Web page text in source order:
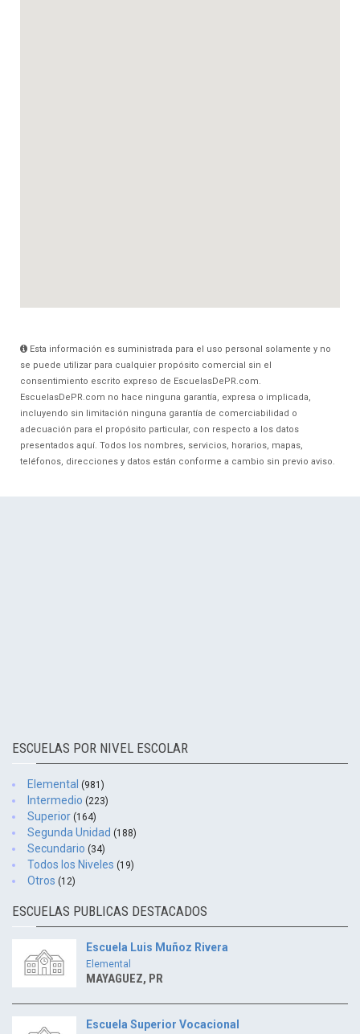
Esta información es suministrada para el uso personal solamente y no
se puede utilizar para cualquier propósito comercial sin el
consentimiento escrito expreso de EscuelasDePR.com.
EscuelasDePR.com no hace ninguna garantía, expresa o implicada,
incluyendo sin limitación ninguna garantía de comerciabilidad o
adecuación para el propósito particular, con respecto a los datos
presentados aquí. Todos los nombres, servicios, horarios, mapas,
teléfonos, direcciones y datos están conforme a cambio sin previo aviso.
ESCUELAS POR NIVEL ESCOLAR
Elemental (981)
Intermedio (223)
Superior (164)
Segunda Unidad (188)
Secundario (34)
Todos los Niveles (19)
Otros (12)
ESCUELAS PUBLICAS DESTACADOS
Escuela Luis Muñoz Rivera
Elemental
MAYAGUEZ, PR
Escuela Superior Vocacional